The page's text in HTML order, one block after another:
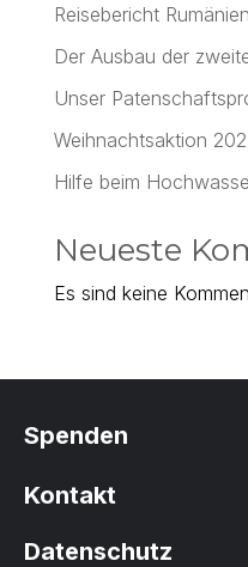
Reisebericht
Der Ausbau der
Unser
Weihnachtsaktion
Hilfe beim
Neueste
Es sind keine
Spenden
Kontakt
Datenschutz